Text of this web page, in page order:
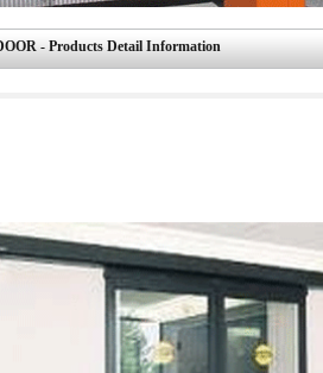
- Products Detail Information